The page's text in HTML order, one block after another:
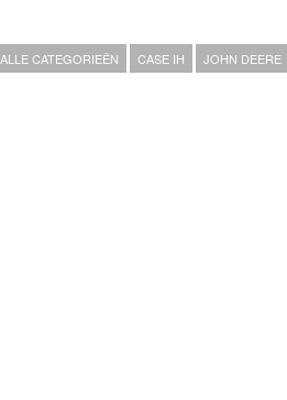
ALLE CATEGORIEËN CASE IH JOHN DEERE